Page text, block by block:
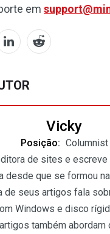
em
Vicky
Posição: Columnist
de sites e
desde que se formou
de seus artigos fala
Windows e disco
também abordam